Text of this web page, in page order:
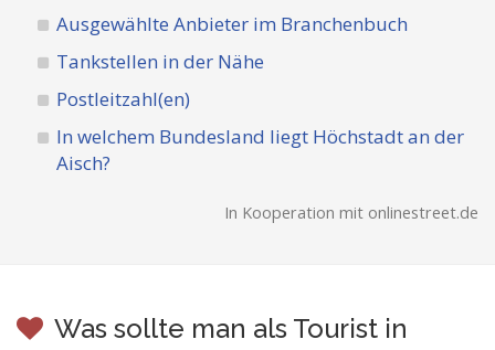
Ausgewählte Anbieter im Branchenbuch
Tankstellen in der Nähe
Postleitzahl(en)
In welchem Bundesland liegt Höchstadt an der
Aisch?
In Kooperation mit onlinestreet.de
Was sollte man als Tourist in